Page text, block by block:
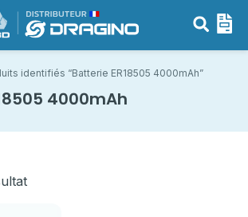
identifiés “Batterie ER18505 4000mAh”
4000mAh